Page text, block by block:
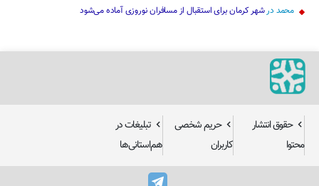
محمد درشهر کرمان برای استقبال از مسافران نوروزی آماده می‌شود
حقوق انتشار
محتوا
حریم شخصی
کاربران
تبلیغات در
هم‌استانی‌ها